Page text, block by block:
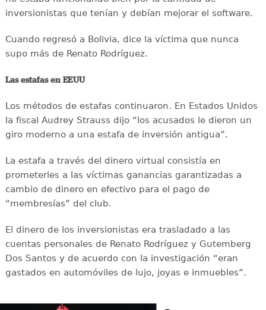
inversionistas que tenían y debían mejorar el software.
Cuando regresó a Bolivia, dice la víctima que nunca
supo más de Renato Rodríguez.
Las estafas en EEUU
Los métodos de estafas continuaron. En Estados Unidos
la fiscal Audrey Strauss dijo “los acusados le dieron un
giro moderno a una estafa de inversión antigua”.
La estafa a través del dinero virtual consistía en
prometerles a las víctimas ganancias garantizadas a
cambio de dinero en efectivo para el pago de
“membresías” del club.
El dinero de los inversionistas era trasladado a las
cuentas personales de Renato Rodríguez y Gutemberg
Dos Santos y de acuerdo con la investigación “eran
gastados en automóviles de lujo, joyas e inmuebles”.